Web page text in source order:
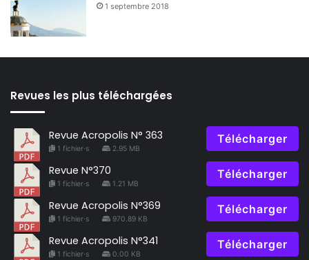
1 septembre 2018
Revues les plus téléchargées
Revue Acropolis N° 363
1 fichier·s 2.95 MB
Télécharger
Revue N°370
1 fichier·s 1.21 MB
Télécharger
Revue Acropolis N°369
1 fichier·s 970.89 KB
Télécharger
Revue Acropolis N°341
1 fichier·s 0.00 KB
Télécharger